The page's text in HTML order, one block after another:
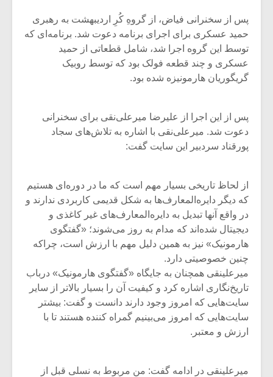
پس از سخنرانی فیاض، از گروهِ کُرِ اردیبهشت به رهبری
حمید عسکری برای اجرای برنامه دعوت شد. برنامه‌ای که
توسط این گروه اجرا شد، شامل قطعاتی از حمید
عسکری و چند قطعه فولک بود که توسط روبیک
گریگوریان هارمونیزه شده بود.
پس از این اجرا از علیرضا میرعلی‌نقی برای سخنرانی
دعوت شد. میرعلی‌نقی با اشاره به تلاش‌های سجاد
پورقناد سردبیر این سایت گفت:
از لحاظ تاریخی بسیار مهم است که ما در دوره‌ای هستیم
که دیگر دایره‌المعارف‌ها به شکل قدیمی کاربردی ندارند و
در واقع آنها تبدیل به دایره‌المعارف‌های غیر کاغذی و
دیجیتال شده‌اند که مدام به روز می‌شوند؛ «گفتگوی
هارمونیک» نیز به همین دلیل مهم با ارزش است، چراکه
چنین خصوصیتی دارد.
میرعلینقی همچنان به جایگاه «گفتگوی هارمونیک» درباب
تاریخ‌نگاری اشاره کرد و کیفیت آن را بسیار بالاتر از سایر
سایت‌هایی که امروز وجود دارند دانست و گفت: بیشتر
سایت‌هایی که امروز می‌بینیم گمراه کننده هستند تا با
ارزش و معتبر.
میرعلینقی در ادامه گفت: من مربوط به نسلی قبل از